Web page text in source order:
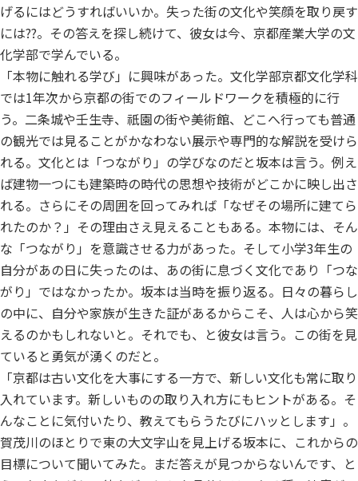
げるにはどうすればいいか。失った街の文化や笑顔を取り戻す
には??。その答えを探し続けて、彼女は今、京都産業大学の文
化学部で学んでいる。
「本物に触れる学び」に興味があった。文化学部京都文化学科
では1年次から京都の街でのフィールドワークを積極的に行
う。二条城や壬生寺、祇園の街や美術館、どこへ行っても普通
の観光では見ることがかなわない展示や専門的な解説を受けら
れる。文化とは「つながり」の学びなのだと坂本は言う。例え
ば建物一つにも建築時の時代の思想や技術がどこかに映し出さ
れる。さらにその周囲を回ってみれば「なぜその場所に建てら
れたのか？」その理由さえ見えることもある。本物には、そん
な「つながり」を意識させる力があった。そして小学3年生の
自分があの日に失ったのは、あの街に息づく文化であり「つな
がり」ではなかったか。坂本は当時を振り返る。日々の暮らし
の中に、自分や家族が生きた証があるからこそ、人は心から笑
えるのかもしれないと。それでも、と彼女は言う。この街を見
ていると勇気が湧くのだと。
「京都は古い文化を大事にする一方で、新しい文化も常に取り
入れています。新しいものの取り入れ方にもヒントがある。そ
んなことに気付いたり、教えてもらうたびにハッとします」。
賀茂川のほとりで東の大文字山を見上げる坂本に、これからの
目標について聞いてみた。まだ答えが見つからないんです、と